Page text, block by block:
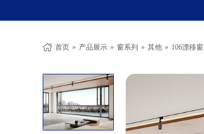
首页 » 产品展示 » 窗系列 » 其他 » 106漂移窗